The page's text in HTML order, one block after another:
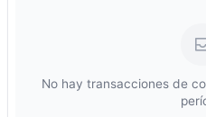
No hay transacciones de